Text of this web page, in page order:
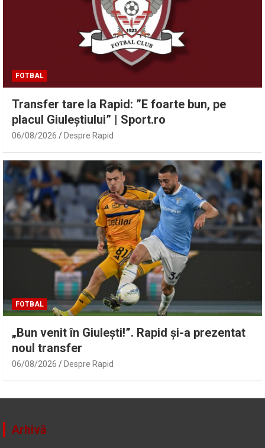
FOTBAL
Transfer tare la Rapid: ”E foarte bun, pe
placul Giuleștiului” | Sport.ro
06/08/2026 Despre Rapid
FOTBAL
„Bun venit în Giulești!”. Rapid și-a prezentat
noul transfer
06/08/2026 Despre Rapid
Arhivă